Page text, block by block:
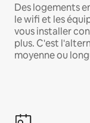
Des logements
le wifi et les
vous installer
plus. C'est
moyenne ou